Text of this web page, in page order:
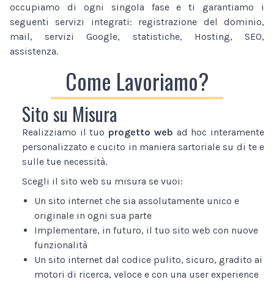
occupiamo di ogni singola fase e ti garantiamo i
seguenti servizi integrati: registrazione del dominio,
mail, servizi Google, statistiche, Hosting, SEO,
assistenza.
Come Lavoriamo?
Sito su Misura
Realizziamo il tuo progetto web ad hoc interamente
personalizzato e cucito in maniera sartoriale su di te e
sulle tue necessità.
Scegli il sito web su misura se vuoi:
Un sito internet che sia assolutamente unico e
originale in ogni sua parte
Implementare, in futuro, il tuo sito web con nuove
funzionalità
Un sito internet dal codice pulito, sicuro, gradito ai
motori di ricerca, veloce e con una user experience